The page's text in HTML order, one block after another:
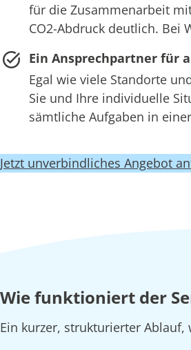
für die Zusammenarbeit
CO2-Abdruck deutlich. Bei
Ein Ansprechpartner für
Egal wie viele Standorte
Sie und Ihre individuelle
sämtliche Aufgaben in
Jetzt unverbindliches Angebot
Wie funktioniert der
Ein kurzer, strukturierter